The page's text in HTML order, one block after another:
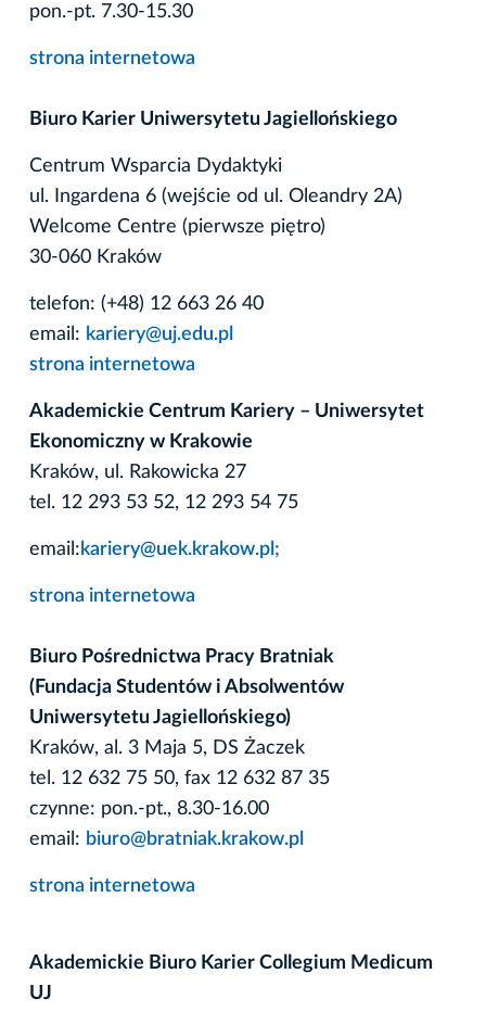
pon.-pt. 7.30-15.30
strona internetowa
Biuro Karier Uniwersytetu Jagiellońskiego
Centrum Wsparcia Dydaktyki
ul. Ingardena 6 (wejście od ul. Oleandry 2A)
Welcome Centre (pierwsze piętro)
30-060 Kraków
telefon: (+48) 12 663 26 40
email: kariery@uj.edu.pl
strona internetowa
Akademickie Centrum Kariery – Uniwersytet
Ekonomiczny w Krakowie
Kraków, ul. Rakowicka 27
tel. 12 293 53 52, 12 293 54 75
email: kariery@uek.krakow.pl;
strona internetowa
Biuro Pośrednictwa Pracy Bratniak
(Fundacja Studentów i Absolwentów
Uniwersytetu Jagiellońskiego)
Kraków, al. 3 Maja 5, DS Żaczek
tel. 12 632 75 50, fax 12 632 87 35
czynne: pon.-pt., 8.30-16.00
email: biuro@bratniak.krakow.pl
strona internetowa
Akademickie Biuro Karier Collegium Medicum
UJ